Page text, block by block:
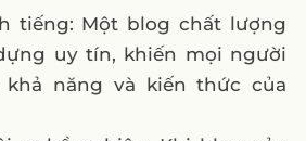
tiếng: Một blog chất lượng
uy tín, khiến mọi người
năng và kiến thức của